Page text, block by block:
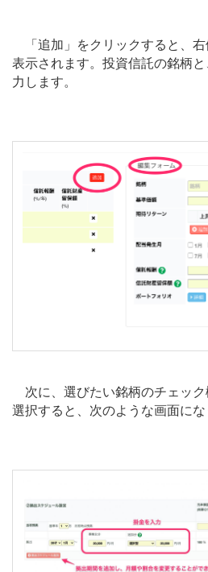
「追加」をクリックすると、
表示されます。投資信託の銘柄
力します。
次に、選びたい銘柄のチェック
選択すると、次のような画面にな